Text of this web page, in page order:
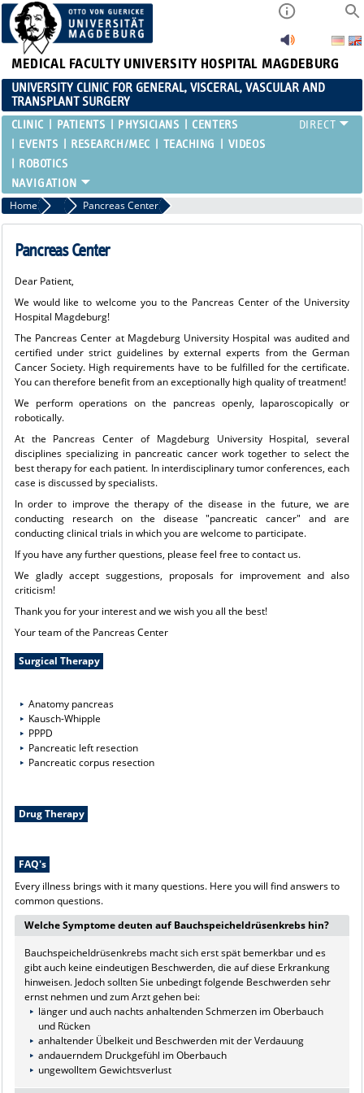
MEDICAL FACULTY UNIVERSITY HOSPITAL MAGDEBURG
UNIVERSITY CLINIC FOR GENERAL, VISCERAL, VASCULAR AND
TRANSPLANT SURGERY
CLINIC PATIENTS PHYSICIANS
CENTERS
EVENTS
RESEARCH/MEC TEACHING
VIDEOS
ROBOTICS
Home Range of Services
Pancreas Center
Pancreas Center
Dear Patient,
We would like to welcome you to the Pancreas Center of the University
Hospital Magdeburg!
The Pancreas Center at Magdeburg University Hospital was audited and
certified under strict guidelines by external experts from the German
Cancer Society. High requirements have to be fulfilled for the certificate.
You can therefore benefit from an exceptionally high quality of treatment!
We perform operations on the pancreas openly, laparoscopically or
robotically.
At the Pancreas Center of Magdeburg University Hospital, several
disciplines specializing in pancreatic cancer work together to select the
best therapy for each patient. In interdisciplinary tumor conferences, each
case is discussed by specialists.
In order to improve the therapy of the disease in the future, we are
conducting research on the disease "pancreatic cancer" and are
conducting clinical trials in which you are welcome to participate.
If you have any further questions, please feel free to contact us.
We gladly accept suggestions, proposals for improvement and also
criticism!
Thank you for your interest and we wish you all the best!
Your team of the Pancreas Center
Surgical Therapy
Anatomy pancreas
Kausch-Whipple
PPPD
Pancreatic left resection
Pancreatic corpus resection
Drug Therapy
FAQ's
Every illness brings with it many questions. Here you will find answers to
common questions.
Welche Symptome deuten auf Bauchspeicheldrüsenkrebs hin?
Bauchspeicheldrüsenkrebs macht sich erst spät bemerkbar und es
gibt auch keine eindeutigen Beschwerden, die auf diese Erkrankung
hinweisen. Jedoch sollten Sie unbedingt folgende Beschwerden sehr
ernst nehmen und zum Arzt gehen bei:
länger und auch nachts anhaltenden Schmerzen im Oberbauch
und Rücken
anhaltender Übelkeit und Beschwerden mit der Verdauung
andauerndem Druckgefühl im Oberbauch
ungewolltem Gewichtsverlust